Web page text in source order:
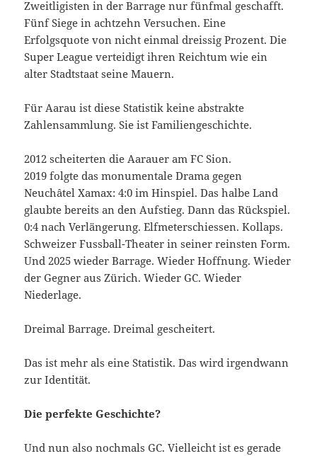
Zweitligisten in der Barrage nur fünfmal geschafft.
Fünf Siege in achtzehn Versuchen. Eine
Erfolgsquote von nicht einmal dreissig Prozent. Die
Super League verteidigt ihren Reichtum wie ein
alter Stadtstaat seine Mauern.
Für Aarau ist diese Statistik keine abstrakte
Zahlensammlung. Sie ist Familiengeschichte.
2012 scheiterten die Aarauer am FC Sion.
2019 folgte das monumentale Drama gegen
Neuchâtel Xamax: 4:0 im Hinspiel. Das halbe Land
glaubte bereits an den Aufstieg. Dann das Rückspiel.
0:4 nach Verlängerung. Elfmeterschiessen. Kollaps.
Schweizer Fussball-Theater in seiner reinsten Form.
Und 2025 wieder Barrage. Wieder Hoffnung. Wieder
der Gegner aus Zürich. Wieder GC. Wieder
Niederlage.
Dreimal Barrage. Dreimal gescheitert.
Das ist mehr als eine Statistik. Das wird irgendwann
zur Identität.
Die perfekte Geschichte?
Und nun also nochmals GC. Vielleicht ist es gerade